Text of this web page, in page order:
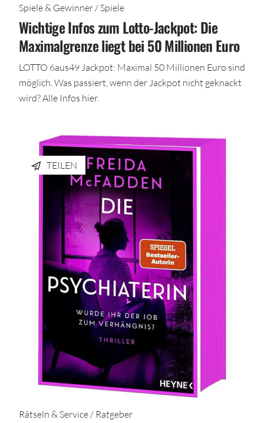
Spiele & Gewinner / Spiele
Wichtige Infos zum Lotto-Jackpot: Die
Maximalgrenze liegt bei 50 Millionen Euro
LOTTO 6aus49 Jackpot: Maximal 50 Millionen Euro sind
möglich. Was passiert, wenn der Jackpot nicht geknackt
wird? Alle Infos hier.
TEILEN
Rätseln & Service / Ratgeber